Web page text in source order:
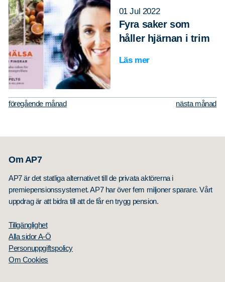
01 Jul 2022
Fyra saker som
håller hjärnan i trim
Läs mer
föregående månad nästa månad
Om AP7
AP7 är det statliga alternativet till de privata aktörerna i
premiepensionssystemet. AP7 har över fem miljoner sparare. Vårt
uppdrag är att bidra till att de får en trygg pension.
Tillgänglighet
Alla sidor A-Ö
Personuppgiftspolicy
Om Cookies